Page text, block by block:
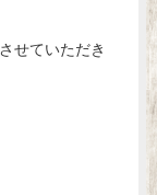
せていただき